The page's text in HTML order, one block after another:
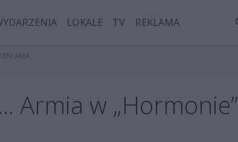
LOKALE TV REKLAMA
Armia w „Hormonie”